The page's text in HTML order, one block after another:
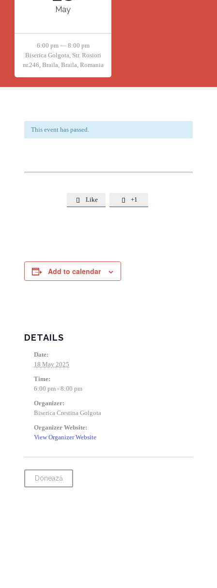
May
6:00 pm — 8:00 pm
Biserica Golgota, Str. Rosiori
nr.246, Braila, Braila, Romania
This event has passed.
 Like  +1
Add to calendar
DETAILS
Date:
18 May 2025
Time:
6:00 pm - 8:00 pm
Organizer:
Biserica Crestina Golgota
Organizer Website:
View Organizer Website
Donează